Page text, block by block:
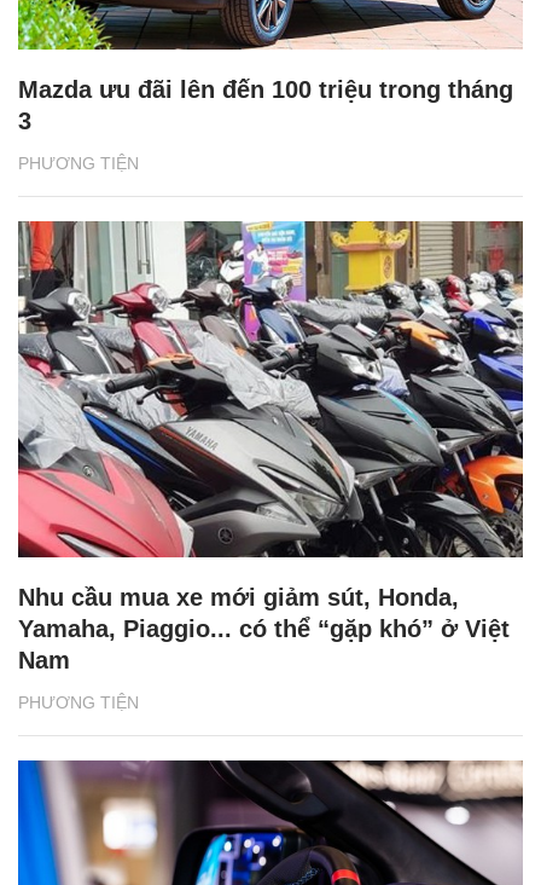
PHƯƠNG TIỆN
Mazda ưu đãi lên đến 100 triệu trong tháng
3
PHƯƠNG TIỆN
Nhu cầu mua xe mới giảm sút, Honda,
Yamaha, Piaggio... có thể “gặp khó” ở Việt
Nam